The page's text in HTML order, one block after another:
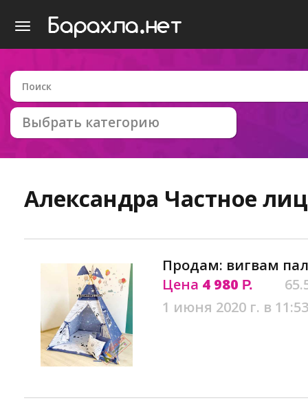
Выбрать категорию
Александра Частное
Продам: вигвам
Цена 4 980 Р.
1 июня 2020 г. в 11:53